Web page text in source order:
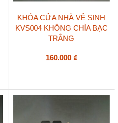
KHÓA CỬA NHÀ VỆ SINH
KVS004 KHÔNG CHÌA BẠC
TRẮNG
160.000 ₫